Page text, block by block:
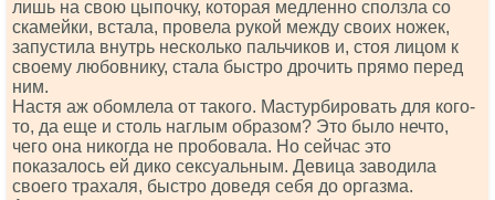
лишь на свою цыпочку, которая медленно сползла со
скамейки, встала, провела рукой между своих ножек,
запустила внутрь несколько пальчиков и, стоя лицом к
своему любовнику, стала быстро дрочить прямо перед
ним.
Настя аж обомлела от такого. Мастурбировать для кого-
то, да еще и столь наглым образом? Это было нечто,
чего она никогда не пробовала. Но сейчас это
показалось ей дико сексуальным. Девица заводила
своего трахаля, быстро доведя себя до оргазма.